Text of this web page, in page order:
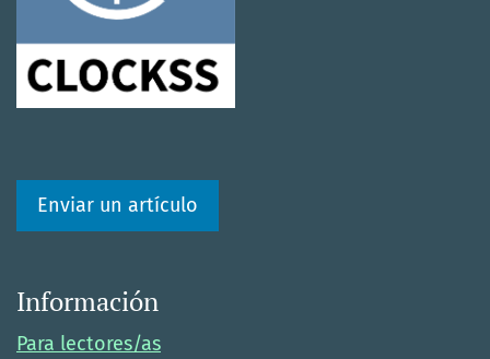
Enviar un artículo
Información
Para lectores/as